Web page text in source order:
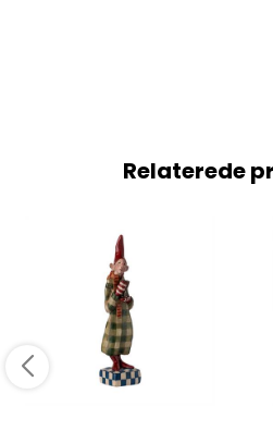
Relaterede